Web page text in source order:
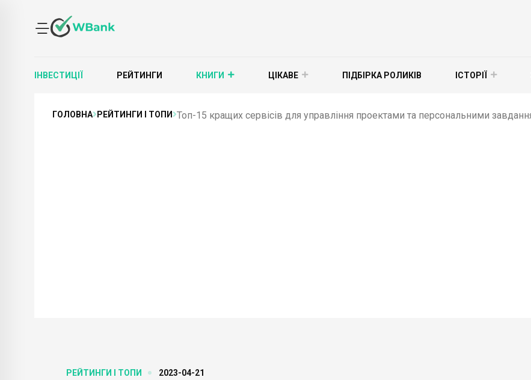
ІНВЕСТИЦІЇ РЕЙТИНГИ КНИГИ ЦІКАВЕ ПІДБІРКА РОЛИКІВ ІСТОРІЇ
ГОЛОВНА РЕЙТИНГИ І ТОПИ Топ-15 кращих сервісів для управління проектами та персональними
РЕЙТИНГИ І ТОПИ 2023-04-21